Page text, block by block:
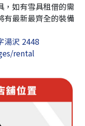
，如有雪具租借的需
有最新最齊全的裝備
湯沢 2448
rental